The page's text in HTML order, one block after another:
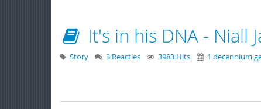
It's in his DNA - Niall
Story 3 Reacties 3983 Hits 1 decennium